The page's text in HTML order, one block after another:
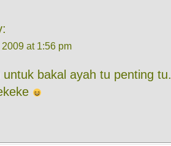
at 1:56 pm
untuk bakal ayah tu penting